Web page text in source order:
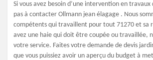
Si vous avez besoin d’une intervention en travaux
pas à contacter Ollmann jean élagage . Nous
compétents qui travaillent pour tout 71270 et sa
avez une haie qui doit être coupée ou travaillée,
votre service. Faites votre demande de devis
que vous puissiez avoir un aperçu du budget à